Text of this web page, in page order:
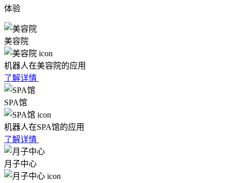
体验
美容院
机器人在美容院的应用
了解详情
SPA馆
机器人在SPA馆的应用
了解详情
月子中心